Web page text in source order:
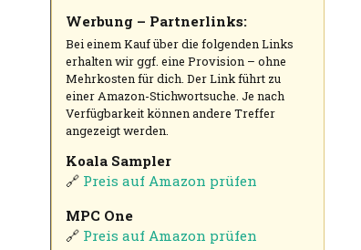
Werbung – Partnerlinks:
Bei einem Kauf über die folgenden Links
erhalten wir ggf. eine Provision – ohne
Mehrkosten für dich. Der Link führt zu
einer Amazon-Stichwortsuche. Je nach
Verfügbarkeit können andere Treffer
angezeigt werden.
Koala Sampler
🔗 Preis auf Amazon prüfen
MPC One
🔗 Preis auf Amazon prüfen